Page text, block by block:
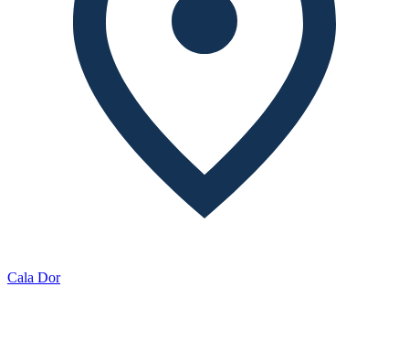
Cala Dor